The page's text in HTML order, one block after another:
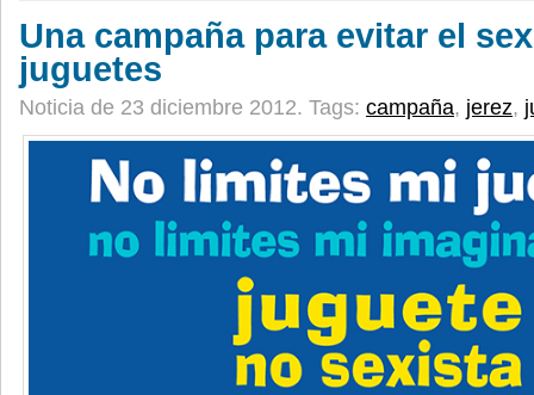
Una campaña para evitar el
juguetes
Noticia de 23 diciembre 2012. Tags: campaña, jerez,